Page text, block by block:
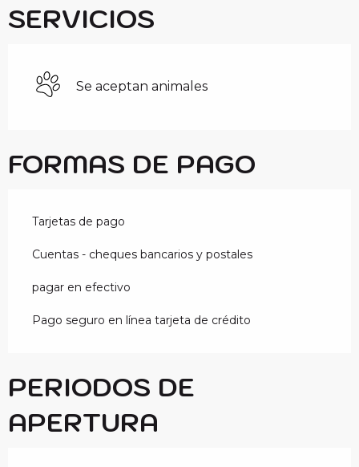
SERVICIOS
Se aceptan animales
FORMAS DE PAGO
Tarjetas de pago
Cuentas - cheques bancarios y postales
pagar en efectivo
Pago seguro en línea tarjeta de crédito
PERIODOS DE
APERTURA